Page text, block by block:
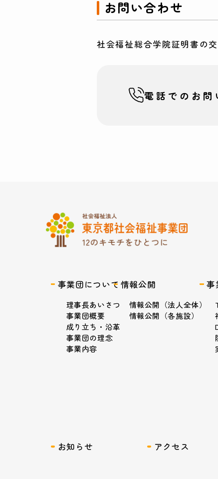
お問い合わせ
社会福祉総合学院証明書の
電話での お問
事業団について
理事長あいさつ
事業団概要
成り立ち・沿革
事業団の理念
事業内容
情報公開
情報公開（法人全体）
情報公開（各施設）
事
お知らせ アクセス